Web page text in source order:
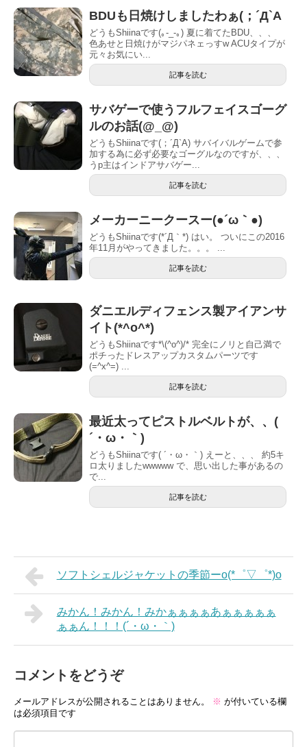
BDUも日焼けしましたわぁ(；´Д`A
どうもShiinaです(｡-_-｡) 夏に着てたBDU、、、
色あせと日焼けがマジパネェっすw ACUタイプが
元々お気にい...
記事を読む
サバゲーで使うフルフェイスゴーグ
ルのお話(@_@)
どうもShiinaです(；´Д`A) サバイバルゲームで参
加する為に必ず必要なゴーグルなのですが、、、
うp主はインドアサバゲー...
記事を読む
メーカーニークースー(●´ω｀●)
どうもShiinaです(*´Д｀*) はい。 ついにこの2016
年11月がやってきました。。。 ...
記事を読む
ダニエルディフェンス製アイアンサ
イト(*^o^*)
どうもShiinaです*\(^o^)/* 完全にノリと自己満で
ポチったドレスアップカスタムパーツです
(=^x^=) ...
記事を読む
最近太ってピストルベルトが、、(
´・ω・｀)
どうもShiinaです( ´・ω・｀) えーと、、、 約5キ
ロ太りましたwwwww で、思い出した事があるの
で...
記事を読む
ソフトシェルジャケットの季節ーo(*゜▽゜*)o
みかん！みかん！みかぁぁぁぁあぁぁぁぁぁ
ぁぁん！！！(´・ω・｀)
コメントをどうぞ
メールアドレスが公開されることはありません。 ※ が付いている欄
は必須項目です